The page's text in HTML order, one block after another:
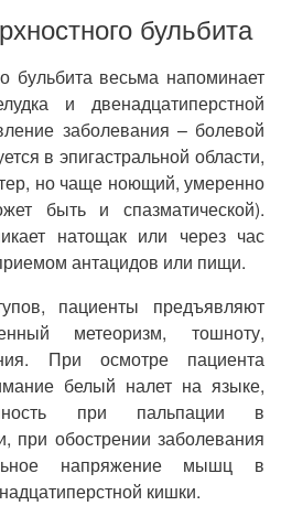
бульбита
бульбита весьма напоминает
и двенадцатиперстной
заболевания – болевой
в эпигастральной области,
но чаще ноющий, умеренно
быть и спазматической).
натощак или через час
антацидов или пищи.
пациенты предъявляют
метеоризм, тошноту,
При осмотре пациента
белый налет на языке,
при пальпации в
при обострении заболевания
напряжение мышц в
кишки.